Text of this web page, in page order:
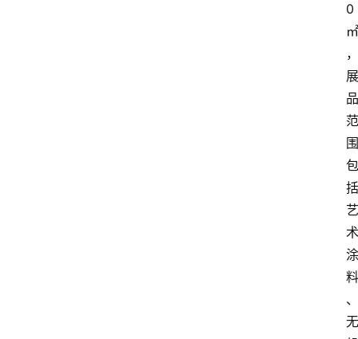
0
㎡
，
展
品
范
围
包
括
艺
术
涂
料
、
无